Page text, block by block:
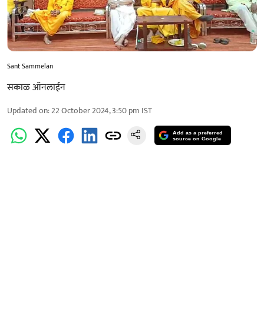
Sant Sammelan
सकाळ ऑनलाईन
Updated on:22 October 2024, 3:50 pm IST
Add as a preferred
source on Google